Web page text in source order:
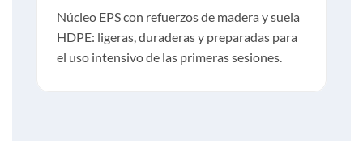
Núcleo EPS con refuerzos de madera y suela
HDPE: ligeras, duraderas y preparadas para
el uso intensivo de las primeras sesiones.